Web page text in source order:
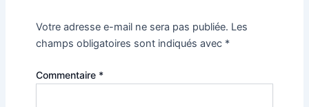
Votre adresse e-mail ne sera pas publiée. Les
champs obligatoires sont indiqués avec *
Commentaire *